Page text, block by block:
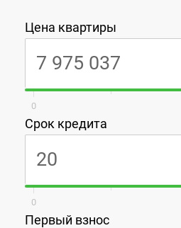
Цена квартиры
0
Срок кредита
0
Первый взнос